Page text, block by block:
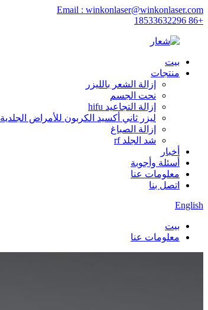
Email : winkonlaser@winkonlaser.com
+86 18533632296
بيت
منتجات
إزالة الشعر بالليزر
نحت الجسم
إزالة التجاعيد hifu
ليزر ثاني أكسيد الكربون للأمراض الجلدية
إزالة الصباغ
شد الجلد rf
أخبار
أسئلة وأجوبة
معلومات عنا
اتصل بنا
English
بيت
معلومات عنا